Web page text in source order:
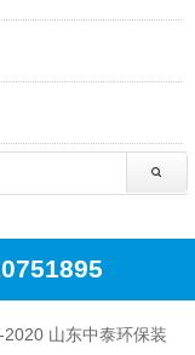
2020 山东中泰环保装